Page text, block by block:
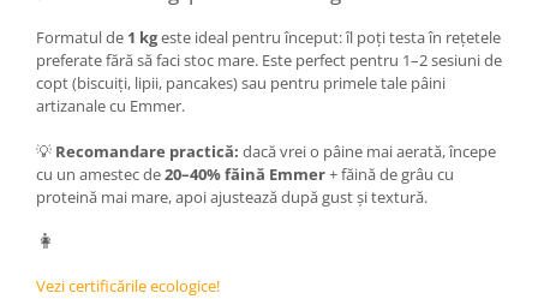
Formatul de 1 kgeste ideal pentru început: îl poți testa în rețetele
preferate fără să faci stoc mare. Este perfect pentru 1–2 sesiuni de
copt (biscuiți, lipii, pancakes) sau pentru primele tale pâini
artizanale cu Emmer.
💡 Recomandare practică: dacă vrei o pâine mai aerată, începe
cu un amestec de20–40% făină Emmer+ făină de grâu cu
proteină mai mare, apoi ajustează după gust și textură.
👩
Vezi certificările ecologice!